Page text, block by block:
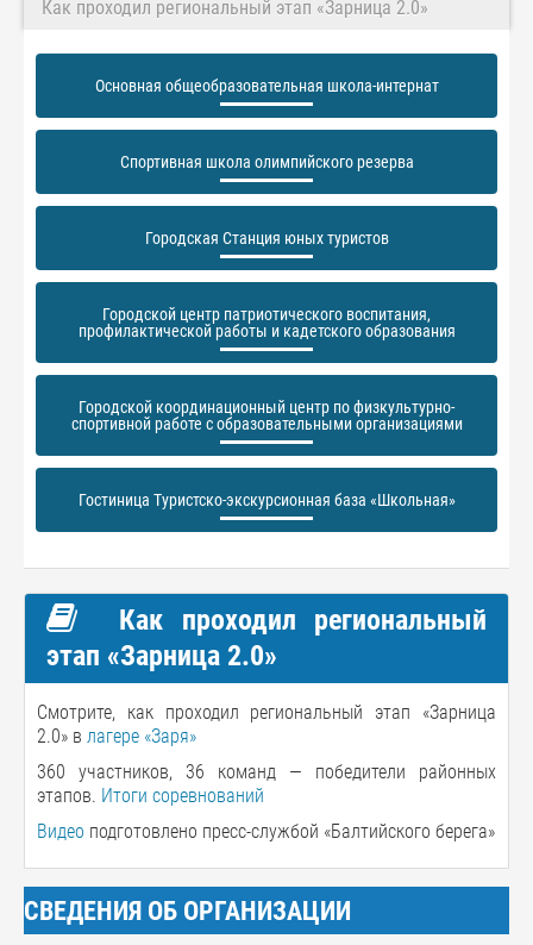
Как проходил региональный этап «Зарница 2.0»
Основная общеобразовательная школа-интернат
Спортивная школа олимпийского резерва
Городская Станция юных туристов
Городской центр патриотического воспитания,
профилактической работы и кадетского образования
Городской координационный центр по физкультурно-
спортивной работе с образовательными организациями
Гостиница Туристско-экскурсионная база «Школьная»
Как проходил региональный
этап «Зарница 2.0»
Смотрите, как проходил региональный этап «Зарница
2.0» в лагере «Заря»
360 участников, 36 команд — победители районных
этапов. Итоги соревнований
Видео подготовлено пресс-службой «Балтийского берега»
СВЕДЕНИЯ ОБ ОРГАНИЗАЦИИ